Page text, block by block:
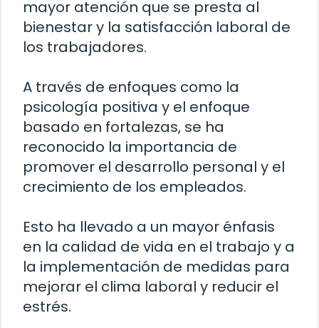
mayor atención que se presta al
bienestar y la satisfacción laboral de
los trabajadores.
A través de enfoques como la
psicología positiva y el enfoque
basado en fortalezas, se ha
reconocido la importancia de
promover el desarrollo personal y el
crecimiento de los empleados.
Esto ha llevado a un mayor énfasis
en la calidad de vida en el trabajo y a
la implementación de medidas para
mejorar el clima laboral y reducir el
estrés.